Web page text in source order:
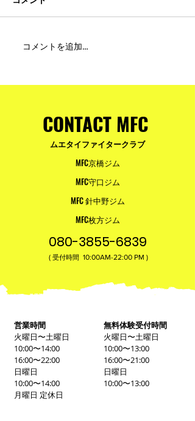
MFC DREAM FIGHT 24にご
皆様へ
コメントを追加…
CONTACT MFC
ムエタイファイタークラブ
MFC京橋ジム
MFC守口ジム
MFC 針中野ジム
MFC枚方ジム
080-3855-6839
( 受付時間 10:00AM-22:00​ PM )
営業時間
火曜日〜土曜日
10:00〜14:00
16:00〜22:00
日曜日
10:00〜14:00
月曜日 定休日
無料体験受付時間
火曜日〜土曜日
10:00〜13:00
16:00〜21:00
日曜日
10:00〜13:00